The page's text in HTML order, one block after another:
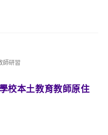
師研習
校本土教育教師原住